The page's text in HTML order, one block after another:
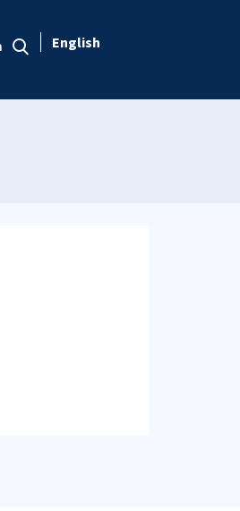
English